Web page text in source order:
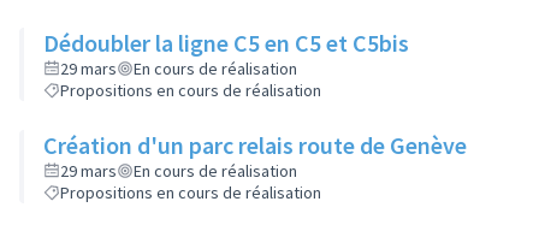
Dédoubler la ligne C5 en C5 et C5bis
29 mars
En cours de réalisation
Propositions en cours de réalisation
Création d'un parc relais route de Genève
29 mars
En cours de réalisation
Propositions en cours de réalisation